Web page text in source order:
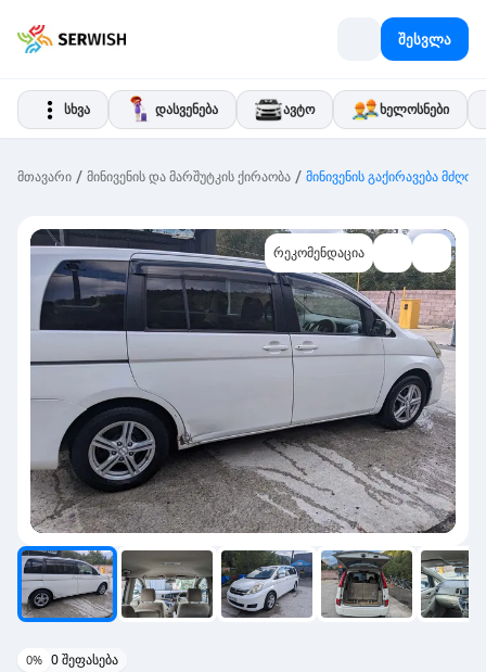
შესვლა
სხვა დასვენება ავტო ხელოსნები
მთავარი / მინივენის და მარშუტკის ქირაობა / მინივენის გაქირავება
რეკომენდაცია
0% 0შეფასება